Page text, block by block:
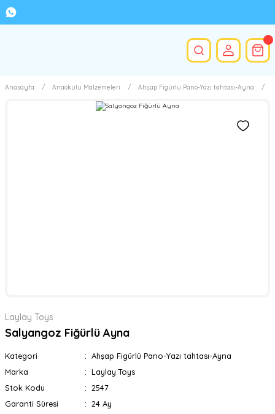
Anasayfa Anaokulu Malzemeleri Ahşap Figürlü Pano-Yazı tahtası-Ayna
Laylay Toys
Salyangoz Fiğürlü Ayna
Kategori
Ahşap Figürlü Pano-Yazı tahtası-Ayna
Marka
Laylay Toys
Stok Kodu
2547
Garanti Süresi
24 Ay